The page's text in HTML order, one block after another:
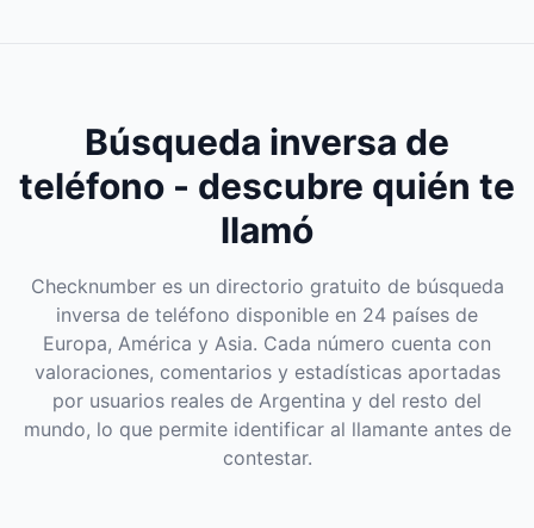
Búsqueda inversa de
teléfono - descubre quién te
llamó
Checknumber es un directorio gratuito de búsqueda
inversa de teléfono disponible en 24 países de
Europa, América y Asia. Cada número cuenta con
valoraciones, comentarios y estadísticas aportadas
por usuarios reales de Argentina y del resto del
mundo, lo que permite identificar al llamante antes de
contestar.